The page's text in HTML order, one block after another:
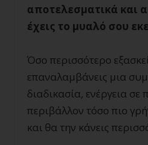
αποτελεσματικά και
έχεις το μυαλό σου
Όσο περισσότερο
επαναλαμβάνεις μια
διαδικασία, ενέργεια σε
περιβάλλον τόσο πιο
και θα την κάνεις